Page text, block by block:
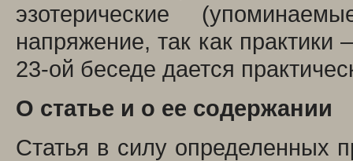
эзотерические
напряжение, так как практики
23-ой беседе дается
О статье и о ее содержании
Статья в силу определенных